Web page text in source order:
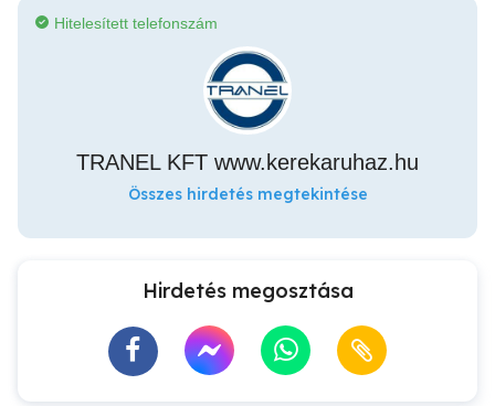
Hitelesített telefonszám
TRANEL KFT www.kerekaruhaz.hu
Összes hirdetés megtekintése
Hirdetés megosztása